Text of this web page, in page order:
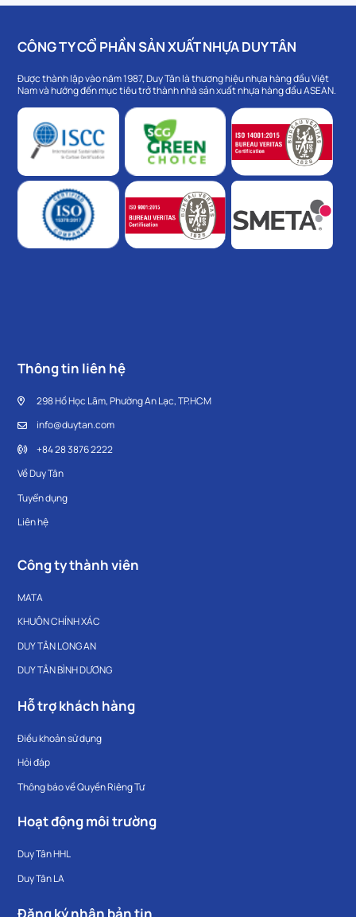
CÔNG TY CỔ PHẦN SẢN XUẤT NHỰA DUY TÂN
Được thành lập vào năm 1987, Duy Tân là thương hiệu nhựa hàng đầu Việt
Nam và hướng đến mục tiêu trở thành nhà sản xuất nhựa hàng đầu ASEAN.
Thông tin liên hệ
298 Hồ Học Lãm, Phường An Lạc, TP.HCM
info@duytan.com
+84 28 3876 2222
Về Duy Tân
Tuyển dụng
Liên hệ
Công ty thành viên
MATA
KHUÔN CHÍNH XÁC
DUY TÂN LONG AN
DUY TÂN BÌNH DƯƠNG
Hỗ trợ khách hàng
Điều khoản sử dụng
Hỏi đáp
Thông báo về Quyền Riêng Tư
Hoạt động môi trường
Duy Tân HHL
Duy Tân LA